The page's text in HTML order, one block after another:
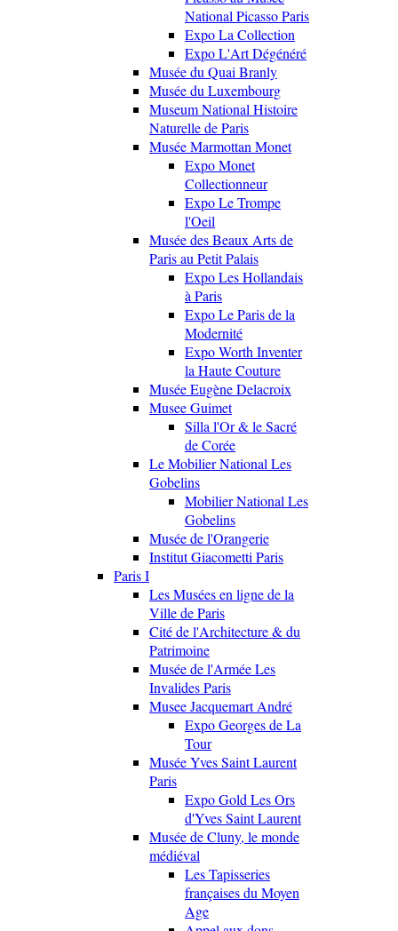
National Picasso Paris
Expo La Collection
Expo L'Art Dégénéré
Musée du Quai Branly
Musée du Luxembourg
Museum National Histoire
Naturelle de Paris
Musée Marmottan Monet
Expo Monet
Collectionneur
Expo Le Trompe
l'Oeil
Musée des Beaux Arts de
Paris au Petit Palais
Expo Les Hollandais
à Paris
Expo Le Paris de la
Modernité
Expo Worth Inventer
la Haute Couture
Musée Eugène Delacroix
Musee Guimet
Silla l'Or & le Sacré
de Corée
Le Mobilier National Les
Gobelins
Mobilier National Les
Gobelins
Musée de l'Orangerie
Institut Giacometti Paris
Paris I
Les Musées en ligne de la
Ville de Paris
Cité de l'Architecture & du
Patrimoine
Musée de l'Armée Les
Invalides Paris
Musee Jacquemart André
Expo Georges de La
Tour
Musée Yves Saint Laurent
Paris
Expo Gold Les Ors
d'Yves Saint Laurent
Musée de Cluny, le monde
médiéval
Les Tapisseries
françaises du Moyen
Age